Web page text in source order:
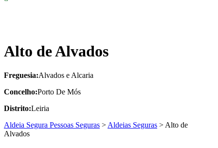
Alto de Alvados
Freguesia:Alvados e Alcaria
Concelho:Porto De Mós
Distrito:Leiria
Aldeia Segura Pessoas Seguras > Aldeias Seguras > Alto de
Alvados